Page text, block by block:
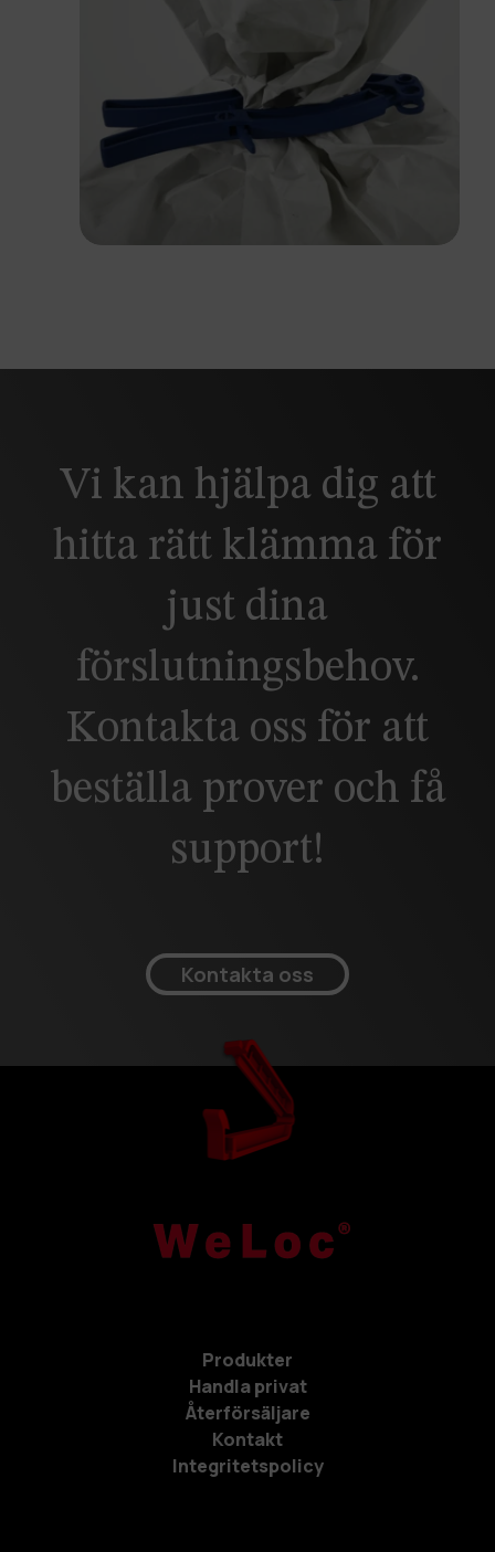
Vi kan hjälpa dig att
hitta rätt klämma för
just dina
förslutningsbehov.
Kontakta oss för att
beställa prover och få
support!
Kontakta oss
Produkter
Handla privat
Återförsäljare
Kontakt
Integritetspolicy